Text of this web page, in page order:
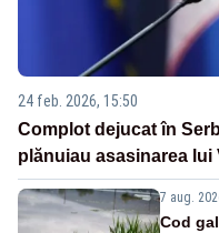
24 feb. 2026, 15:50
Complot dejucat în
plănuiau asasinarea lui
7 aug.
Cod